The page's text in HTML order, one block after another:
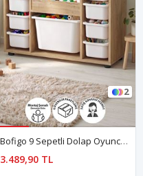
2
Bofigo 9 Sepetli Dolap Oyuncak Dolabı Çok Amaçlı Dolap Montessori Kitaplıklı Aden Safir Meşe
3.489,90 TL